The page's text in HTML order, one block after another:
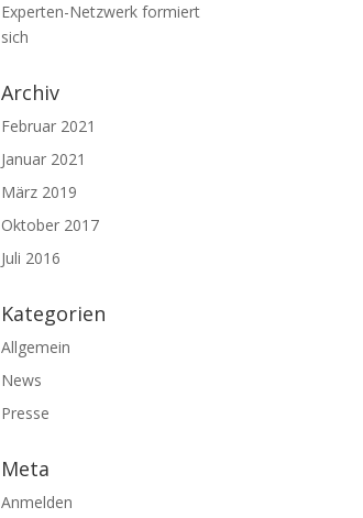
Experten-Netzwerk formiert
sich
Archiv
Februar 2021
Januar 2021
März 2019
Oktober 2017
Juli 2016
Kategorien
Allgemein
News
Presse
Meta
Anmelden